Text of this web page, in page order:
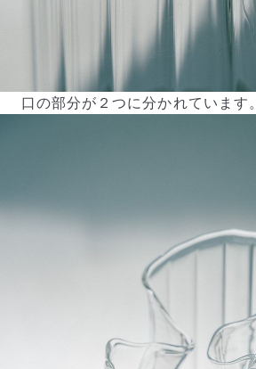
口の部分が２つに分かれています。